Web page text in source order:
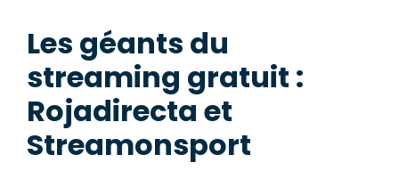
Les géants du
streaming gratuit :
Rojadirecta et
Streamonsport